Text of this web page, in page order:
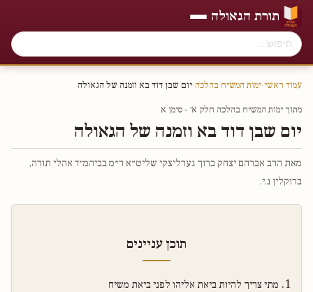
תורת הגאולה
עמוד ראשי›ימות המשיח בהלכה›יום שבן דוד בא וזמנה של הגאולה
מתוך ימות המשיח בהלכה חלק א׳ - סימן א
יום שבן דוד בא וזמנה של הגאולה
מאת הרב אברהם יצחק ברוך גערליצקי שליט״א ר״מ בביהמ״ד אהלי תורה,
ברוקלין נ.י.
תוכן עניינים
מתי צריך להיות ביאת אליהו לפני ביאת משיח